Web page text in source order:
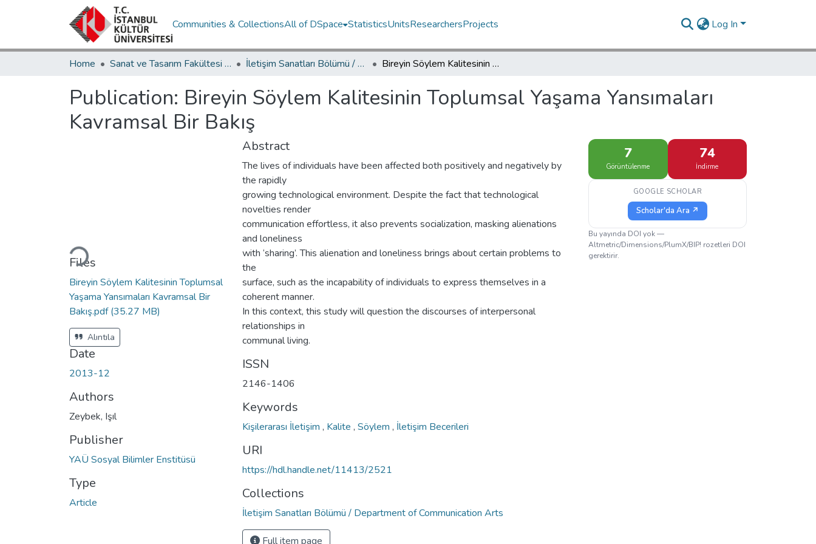
Communities & CollectionsAll of DSpace StatisticsUnitsResearchersProjects Log In
Home Sanat ve Tasarım Fakültesi / Faculty of Art and Design İletişim Sanatları Bölümü / Department of Communication Arts Bireyin Söylem Kalitesinin Toplumsal Yaşama Yansımaları Kavramsal Bir Bakış
Publication: Bireyin Söylem Kalitesinin Toplumsal Yaşama Yansımaları
Kavramsal Bir Bakış
Loading...
Files
Bireyin Söylem Kalitesinin Toplumsal
Yaşama Yansımaları Kavramsal Bir
Bakış.pdf(35.27 MB)
Alıntıla
Date
2013-12
Authors
Zeybek, Işıl
Publisher
YAÜ Sosyal Bilimler Enstitüsü
Type
Article
Abstract
The lives of individuals have been affected both positively and negatively by
the rapidly
growing technological environment. Despite the fact that technological
novelties render
communication effortless, it also prevents socialization, masking alienations
and loneliness
with ‘sharing’. This alienation and loneliness brings about certain problems to
the
surface, such as the incapability of individuals to express themselves in a
coherent manner.
In this context, this study will question the discourses of interpersonal
relationships in
communal living.
ISSN
2146-1406
Keywords
Kişilerarası İletişim , Kalite , Söylem , İletişim Becerileri
URI
https://hdl.handle.net/11413/2521
Collections
İletişim Sanatları Bölümü / Department of Communication Arts
Full item page
7
Görüntülenme
74
İndirme
GOOGLE SCHOLAR
Scholar'da Ara ↗
Bu yayında DOI yok —
Altmetric/Dimensions/PlumX/BIP! rozetleri DOI
gerektirir.